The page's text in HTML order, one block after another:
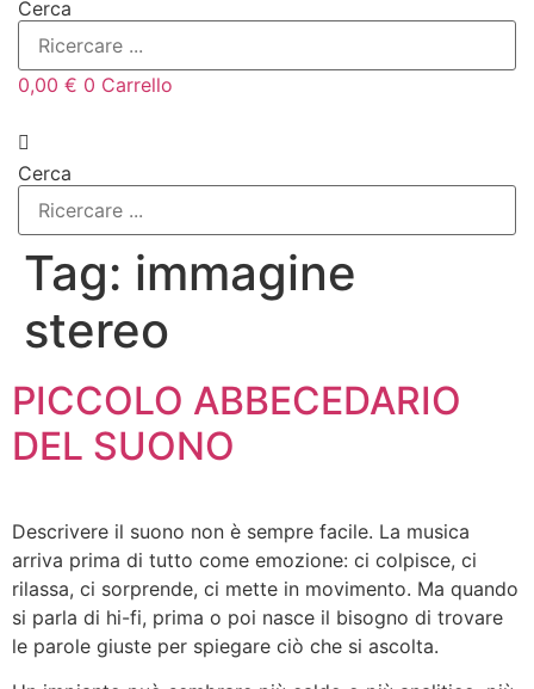
Cerca
0,00 € 0 Carrello
Cerca
Tag: immagine
stereo
PICCOLO ABBECEDARIO
DEL SUONO
Descrivere il suono non è sempre facile. La musica
arriva prima di tutto come emozione: ci colpisce, ci
rilassa, ci sorprende, ci mette in movimento. Ma quando
si parla di hi-fi, prima o poi nasce il bisogno di trovare
le parole giuste per spiegare ciò che si ascolta.